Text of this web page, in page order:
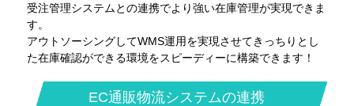
受注管理システムとの連携でより強い在庫管理が実現できま
す。
アウトソーシングしてWMS運用を実現させてきっちりとし
た在庫確認ができる環境をスピーディーに構築できます！
EC通販物流システムの連携